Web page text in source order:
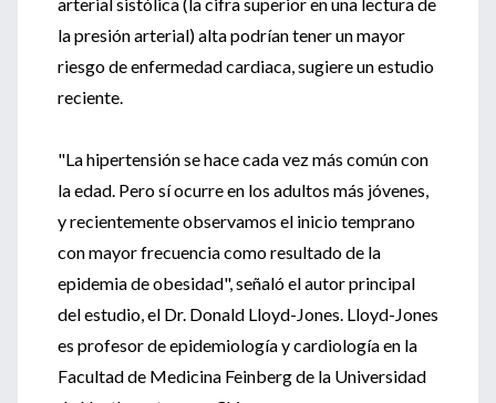
la presión arterial) alta podrían tener un mayor
riesgo de enfermedad cardiaca, sugiere un estudio
reciente.
"La hipertensión se hace cada vez más común con
la edad. Pero sí ocurre en los adultos más jóvenes,
y recientemente observamos el inicio temprano
con mayor frecuencia como resultado de la
epidemia de obesidad", señaló el autor principal
del estudio, el Dr. Donald Lloyd-Jones. Lloyd-Jones
es profesor de epidemiología y cardiología en la
Facultad de Medicina Feinberg de la Universidad